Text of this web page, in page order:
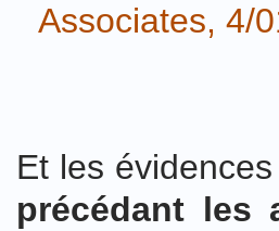
Associates, 4/
Et les
précédant les